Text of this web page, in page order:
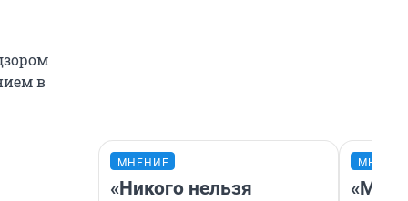
в
МНЕНИЕ
«Никого нельзя
«Мы